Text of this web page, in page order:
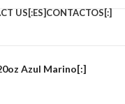
US[:ES]CONTACTOS[:]
Azul Marino[:]